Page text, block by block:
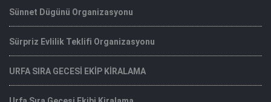
Sünnet Dügünü Organizasyonu
Sürpriz Evlilik Teklifi Organizasyonu
URFA SIRA GECESİ EKİP KİRALAMA